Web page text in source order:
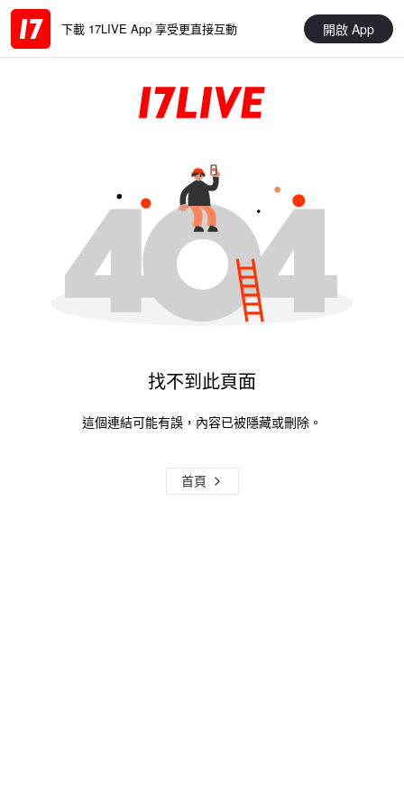
下載 17LIVE App 享受更直接互動 開啟 App
找不到此頁面
這個連結可能有誤，內容已被隱藏或刪除。
首頁